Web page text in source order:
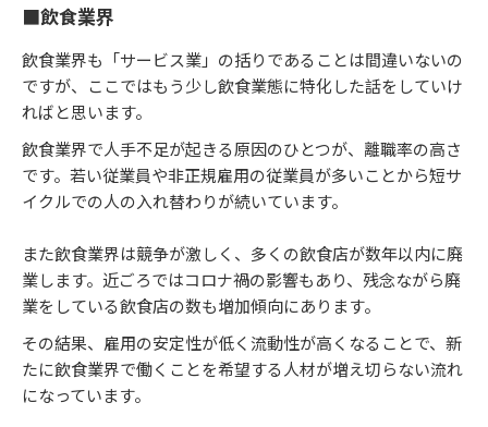
■飲食業界
飲食業界も「サービス業」の括りであることは間違いないの
ですが、ここではもう少し飲食業態に特化した話をしていけ
ればと思います。
飲食業界で人手不足が起きる原因のひとつが、離職率の高さ
です。若い従業員や非正規雇用の従業員が多いことから短サ
イクルでの人の入れ替わりが続いています。
また飲食業界は競争が激しく、多くの飲食店が数年以内に廃
業します。近ごろではコロナ禍の影響もあり、残念ながら廃
業をしている飲食店の数も増加傾向にあります。
その結果、雇用の安定性が低く流動性が高くなることで、新
たに飲食業界で働くことを希望する人材が増え切らない流れ
になっています。